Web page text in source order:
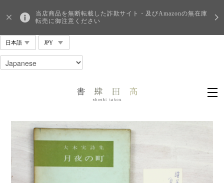
当店商品を無断転載した詐欺サイト・及びAmazonの無在庫
転売に御注意ください